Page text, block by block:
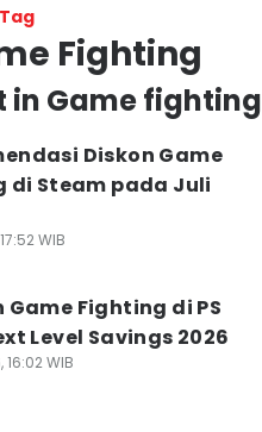
Tag
Fighting
in Game fighting
Diskon Game
di Steam pada Juli
WIB
Game Fighting di PS
Level Savings 2026
16:02 WIB